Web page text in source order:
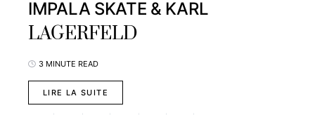
IMPALA SKATE & KARL
LAGERFELD
3 MINUTE READ
LIRE LA SUITE